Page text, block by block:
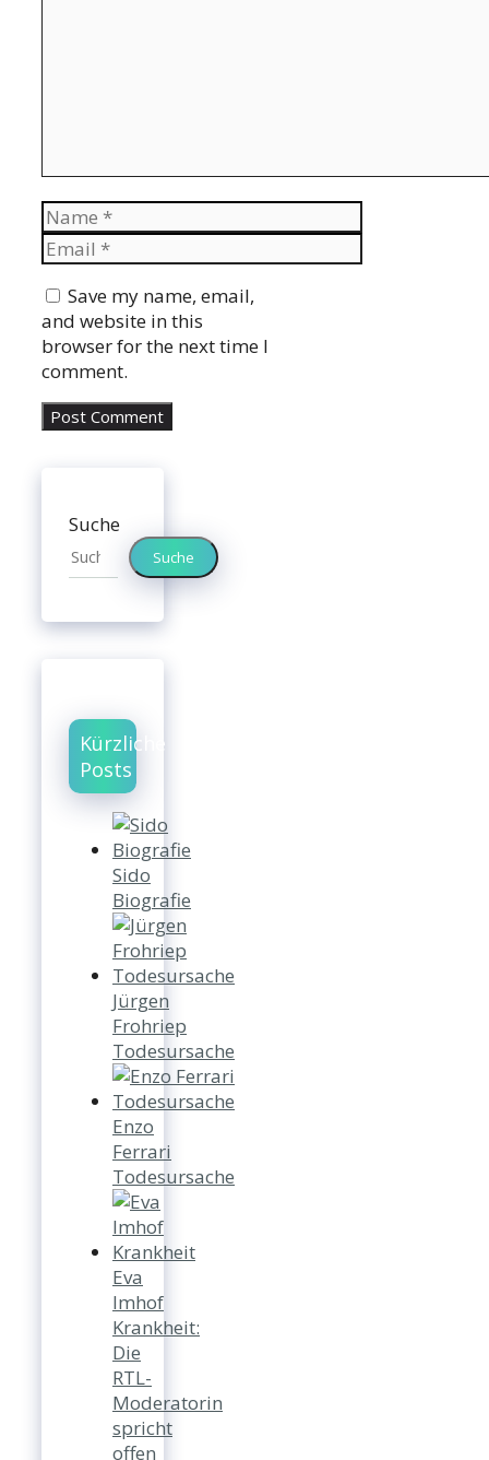
Name
Email
Save my name, email,
and website in this
browser for the next time I
comment.
Suche
Suche
Kürzliche
Posts
Sido
Biografie
Jürgen
Frohriep
Todesursache
Enzo
Ferrari
Todesursache
Eva
Imhof
Krankheit:
Die
RTL-
Moderatorin
spricht
offen